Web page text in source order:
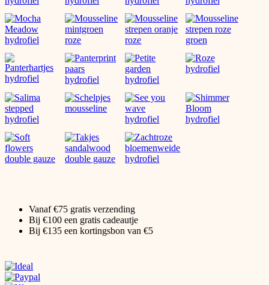
Vanaf €75 gratis verzending
Bij €100 een gratis cadeautje
Bij €135 een kortingsbon van €5